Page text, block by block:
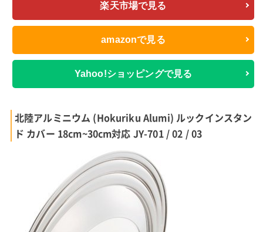
楽天市場で見る
amazonで見る
Yahoo!ショッピングで見る
北陸アルミニウム (Hokuriku Alumi) ルックインスタン
ド カバー 18cm~30cm対応 JY-701 / 02 / 03